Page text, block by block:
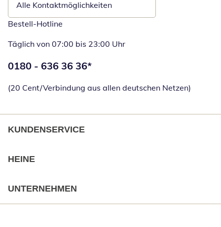
Alle Kontaktmöglichkeiten
Bestell-Hotline
Täglich von 07:00 bis 23:00 Uhr
Telefonnummer:
0180 - 636 36 36*
(20 Cent/Verbindung aus allen deutschen Netzen)
KUNDENSERVICE
HEINE
UNTERNEHMEN